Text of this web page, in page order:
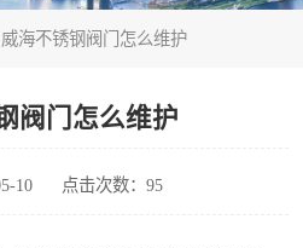
海不锈钢阀门怎么维护
阀门怎么维护
10 点击次数：95